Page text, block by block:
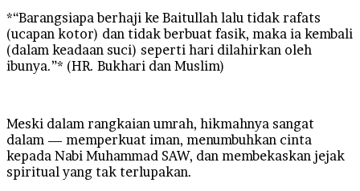
*“Barangsiapa berhaji ke Baitullah lalu tidak rafats
(ucapan kotor) dan tidak berbuat fasik, maka ia kembali
(dalam keadaan suci) seperti hari dilahirkan oleh
ibunya.”* (HR. Bukhari dan Muslim)
Meski dalam rangkaian umrah, hikmahnya sangat
dalam — memperkuat iman, menumbuhkan cinta
kepada Nabi Muhammad SAW, dan membekaskan jejak
spiritual yang tak terlupakan.